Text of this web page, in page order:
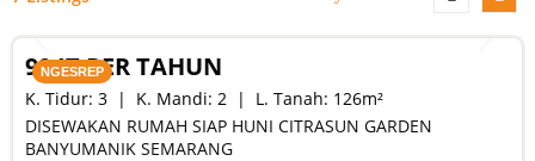
NGESREP
DISEWAKAN RUMAH SIAP HUNI CITRASUN GARDEN
BANYUMANIK SEMARANG
K. Tidur: 3 K. Mandi: 2 L. Tanah: 126m²
90 JT PER TAHUN